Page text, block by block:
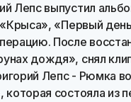
Лепс выпустил
«Крыса», «Первый
После
дождя», снял
Лепс - Рюмка
которая состояла из